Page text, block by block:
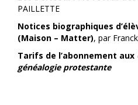
PAILLETTE
Notices biographiques
(Maison – Matter), par
Tarifs de l’abonnement aux
généalogie protestante